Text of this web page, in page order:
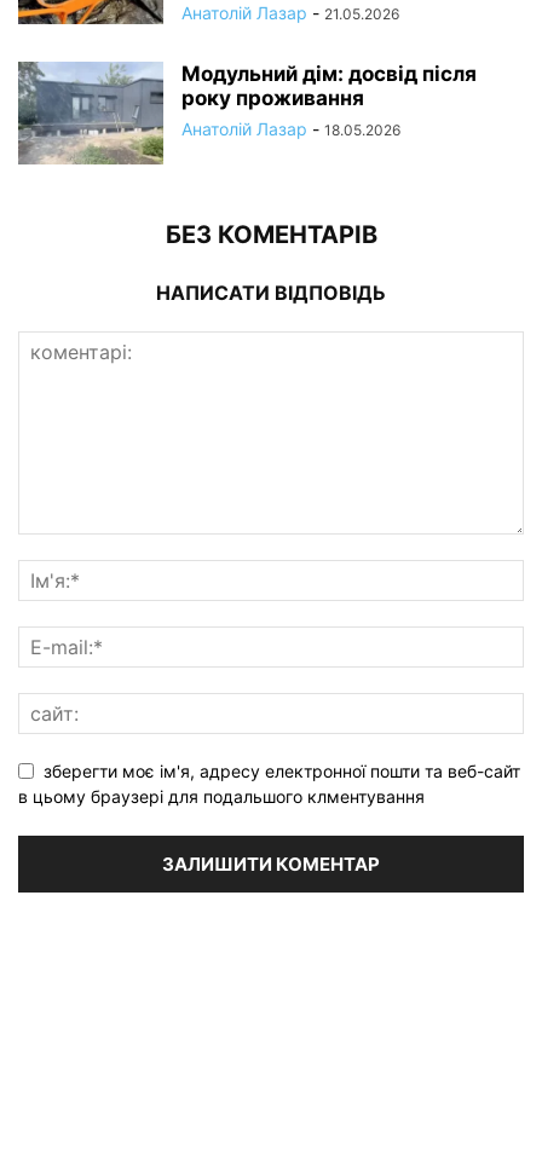
Анатолій Лазар - 21.05.2026
Модульний дім: досвід після
року проживання
Анатолій Лазар - 18.05.2026
БЕЗ КОМЕНТАРІВ
НАПИСАТИ ВІДПОВІДЬ
зберегти моє ім'я, адресу електронної пошти та веб-сайт
в цьому браузері для подальшого клментування